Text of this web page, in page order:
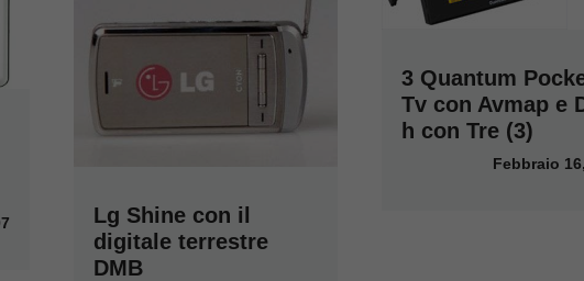
Lg Shine con il
digitale terrestre
DMB
3 Quantum
Tv con Avmap e
h con Tre (3)
Febbraio